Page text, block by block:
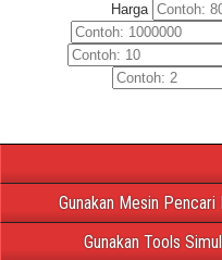
Harga
Gunakan Mesin
Gunakan Tools